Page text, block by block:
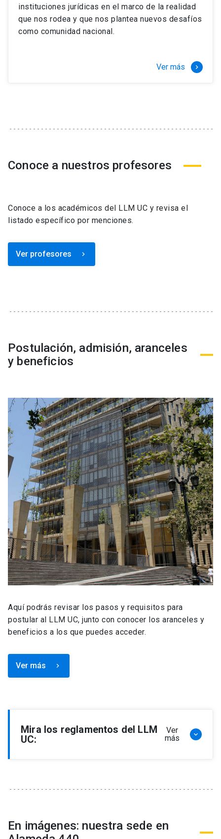
instituciones jurídicas en el marco de la realidad
que nos rodea y que nos plantea nuevos desafíos
como comunidad nacional.
Ver más keyboard_arrow_right
Conoce a nuestros profesores
Conoce a los académicos del LLM UC y revisa el
listado específico por menciones.
Ver profesores keyboard_arrow_right
Postulación, admisión, aranceles
y beneficios
Aquí podrás revisar los pasos y requisitos para
postular al LLM UC, junto con conocer los aranceles y
beneficios a los que puedes acceder.
Ver más keyboard_arrow_right
Mira los reglamentos del LLM
UC:
Ver
más
keyboard_arrow_down
Reglamento de Becas y Descuentos Programa
de Magíster en Derecho, LLM
En imágenes: nuestra sede en